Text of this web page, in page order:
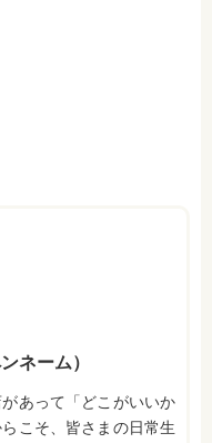
ネーム）
あって「どこがいいか
こそ、皆さまの日常生